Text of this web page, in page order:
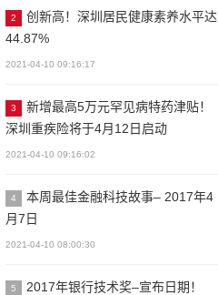
2
创新高！深圳居民健康素养水平达
44.87%
2021-04-10 09:16:17
3
新增最高5万元罕见病特药津贴！
深圳重疾险将于4月12日启动
2021-04-10 09:16:02
4
本周最佳金融科技故事– 2017年4
月7日
2021-04-10 08:00:30
5 2017年银行技术奖–宣布日期！